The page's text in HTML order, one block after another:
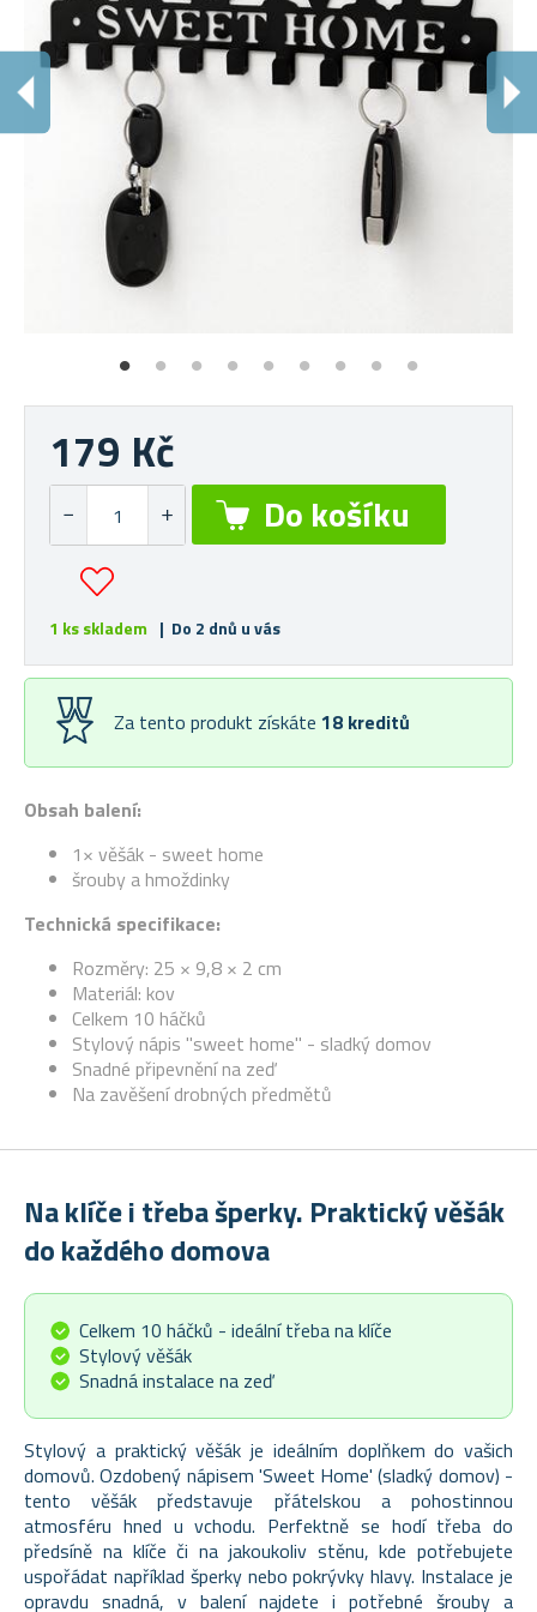
Obsah balení:
1× věšák - sweet home
šrouby a hmoždinky
Technická specifikace:
Rozměry: 25 × 9,8 × 2 cm
Materiál: kov
Celkem 10 háčků
Stylový nápis "sweet home" - sladký domov
Snadné připevnění na zeď
Na zavěšení drobných předmětů
179 Kč
1 ks skladem | Do 2 dnů u vás
Za tento produkt získáte 18 kreditů
Na klíče i třeba šperky. Praktický věšák
do každého domova
Celkem 10 háčků - ideální třeba na klíče
Stylový věšák
Snadná instalace na zeď
Stylový a praktický věšák je ideálním doplňkem do vašich
domovů. Ozdobený nápisem 'Sweet Home' (sladký domov) -
tento věšák představuje přátelskou a pohostinnou
atmosféru hned u vchodu. Perfektně se hodí třeba do
předsíně na klíče či na jakoukoliv stěnu, kde potřebujete
uspořádat například šperky nebo pokrývky hlavy. Instalace je
opravdu snadná, v balení najdete i potřebné šrouby a